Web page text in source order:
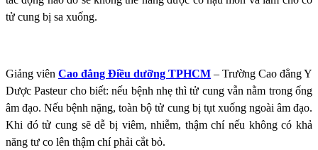
tử cung bị sa xuống.
Giảng viên Cao đẳng Điều dưỡng TPHCM – Trường Cao đẳng Y
Dược Pasteur cho biết: nếu bệnh nhẹ thì tử cung vẫn nằm trong ống
âm đạo. Nếu bệnh nặng, toàn bộ tử cung bị tụt xuống ngoài âm đạo.
Khi đó tử cung sẽ dễ bị viêm, nhiễm, thậm chí nếu không có khả
năng tư co lên thậm chí phải cắt bỏ.